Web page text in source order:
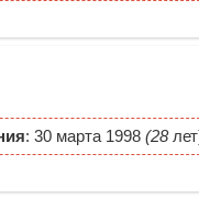
: 30 марта 1998 (28